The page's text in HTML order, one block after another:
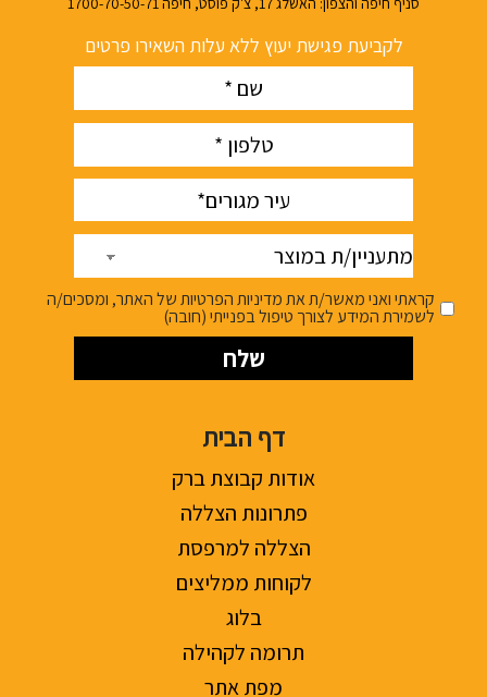
לקביעת פגישת יעוץ ללא עלות השאירו פרטים
Name
phone
עיר
מתעניין/ת
במוצר
קראתי ואני מאשר/ת את מדיניות הפרטיות של האתר, ומסכים/ה
לשמירת המידע לצורך טיפול בפנייתי (חובה)
דף הבית
אודות קבוצת ברק
פתרונות הצללה
הצללה למרפסת
לקוחות ממליצים
בלוג
תרומה לקהילה
מפת אתר